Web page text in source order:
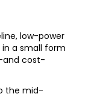
low-power
a small form
and cost-
the mid-